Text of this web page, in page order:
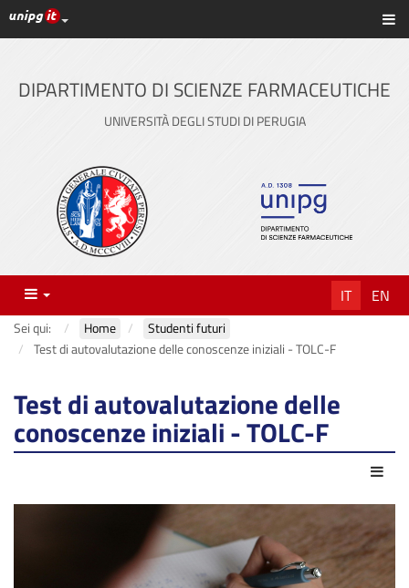
Vai
al
principale
Link ai principali servizi web di Ateneo
DIPARTIMENTO DI SCIENZE FARMACEUTICHE
UNIVERSITÀ DEGLI STUDI DI PERUGIA
Menu IT EN
Sei qui: Home
Studenti futuri
Test di autovalutazione delle conoscenze iniziali - TOLC-F
Test di autovalutazione delle
conoscenze iniziali - TOLC-F